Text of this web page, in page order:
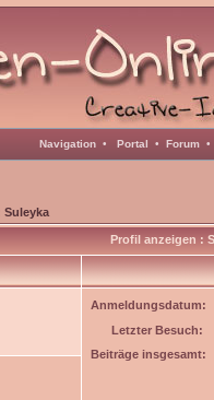
Navigation • Portal • Forum •
Suleyka
Profil anzeigen :
Anmeldungsdatum:
Letzter Besuch:
Beiträge insgesamt: